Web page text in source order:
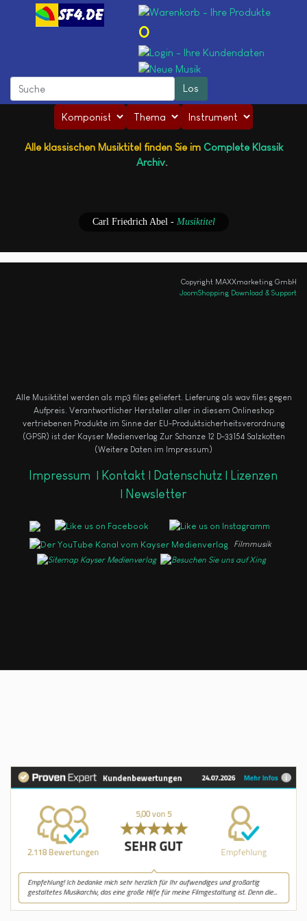
0
Alle klassischen Musiktitel finden Sie im Complete Klassik
Archiv.
Carl Friedrich Abel - Musiktitel
Copyright MAXXmarketing GmbH
JoomShopping Download & Support
Alle Musiktitel werden als mp3 files geliefert. Lieferung als wav files gegen
Aufpreis. Verantwortlicher Hersteller aller in diesem Onlineshop
vertriebenen Produkte im Sinne der EU-Produktsicherheitsverordnung
(GPSR) ist der Kayser Medienverlag Zur Schanze 12 D-33154 Salzkotten
(Weitere Daten im Impressum)
Impressum | Kontakt | Datenschutz | Lizenzen
| Newsletter
Filmmusik